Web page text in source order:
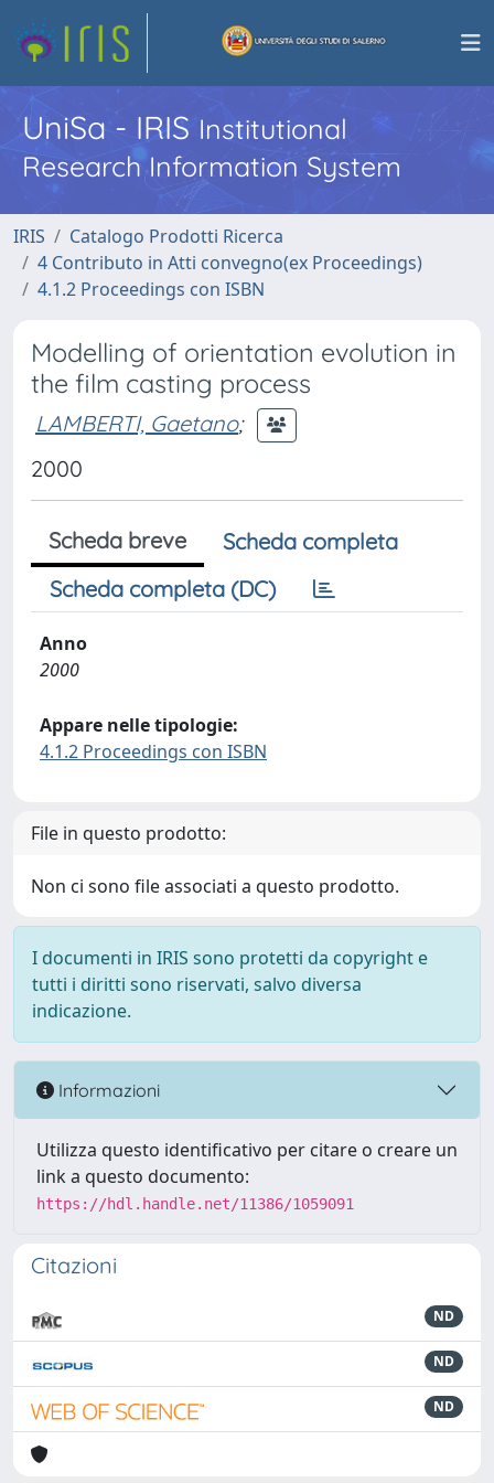
UniSa - IRISInstitutional
Research Information System
IRIS
Catalogo Prodotti Ricerca
4 Contributo in Atti convegno(ex Proceedings)
4.1.2 Proceedings con ISBN
Modelling of orientation evolution in
the film casting process
LAMBERTI, Gaetano;
2000
Scheda breve
Scheda completa
Scheda completa (DC)
Anno
2000
Appare nelle tipologie:
4.1.2 Proceedings con ISBN
File in questo prodotto:
Non ci sono file associati a questo prodotto.
I documenti in IRIS sono protetti da copyright e
tutti i diritti sono riservati, salvo diversa
indicazione.
Informazioni
Utilizza questo identificativo per citare o creare un
link a questo documento:
https://hdl.handle.net/11386/1059091
Citazioni
ND
ND
ND